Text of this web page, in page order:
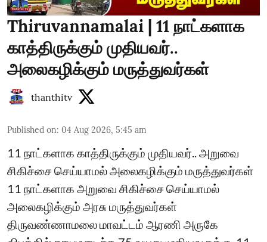
Thiruvannamalai | 11 நாட்களாக
காத்திருக்கும் முதியவர்..
அலைகழிக்கும் மருத்துவர்கள்
thanthitv
Published on: 04 Aug 2026, 5:45 am
11 நாட்களாக காத்திருக்கும் முதியவர்.. அறுவை
சிகிச்சை செய்யாமல் அலைகழிக்கும் மருத்துவர்கள்
11 நாட்களாக அறுவை சிகிச்சை செய்யாமல்
அலைகழிக்கும் அரசு மருத்துவர்கள்
திருவண்ணாமலை மாவட்டம் ஆரணி அருகே